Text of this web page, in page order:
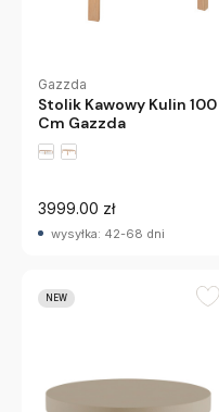
Gazzda
Stolik Kawowy Kulin 100
Cm Gazzda
3999.00 zł
wysyłka: 42-68 dni
NEW